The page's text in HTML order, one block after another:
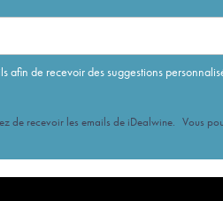
afin de recevoir des suggestions
de recevoir les emails de iDealwine. Vous